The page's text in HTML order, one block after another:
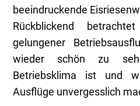
beeindruckende
Rückblickend
gelungener
wieder schön zu
Betriebsklima ist und
Ausflüge unvergesslich